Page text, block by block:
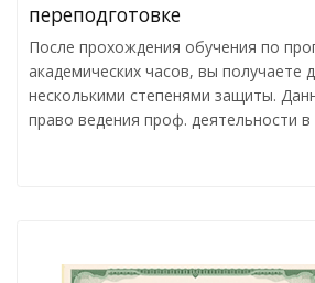
переподготовке
После прохождения обучения по
академических часов, вы получаете
несколькими степенями защиты.
право ведения проф. деятельности